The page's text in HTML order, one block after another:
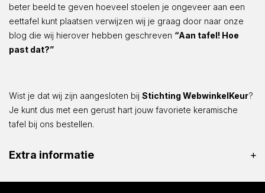
beter beeld te geven hoeveel stoelen je ongeveer aan een
eettafel kunt plaatsen verwijzen wij je graag door naar onze
blog die wij hierover hebben geschreven “Aan tafel! Hoe
past dat?”
Wist je dat wij zijn aangesloten bij Stichting WebwinkelKeur?
Je kunt dus met een gerust hart jouw favoriete keramische
tafel bij ons bestellen.
Extra informatie